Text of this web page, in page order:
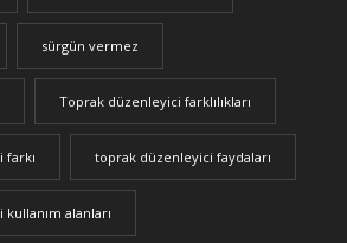
sürgün vermez
Toprak düzenleyici farklılıkları
toprak düzenleyici faydaları
alanları